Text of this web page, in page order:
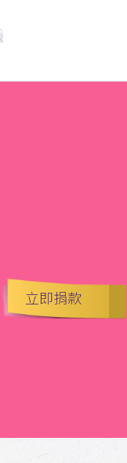
立即捐款